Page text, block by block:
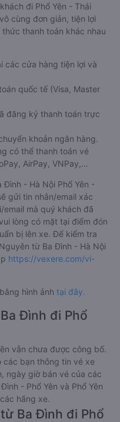
đi Phổ Yên - Thái
cùng đơn giản, tiện lợi
thanh toán khác nhau
các cửa hàng tiện lợi và
quốc tế (Visa, Master
đăng ký thanh toán trực
khoản ngân hàng.
có thể thanh toán vé
AirPay, VNPay,…
- Hà Nội Phổ Yên -
gửi tin nhắn/email xác
email mà quý khách đã
lòng có mặt tại điểm đón
bị lên xe. Để kiểm tra
từ Ba Đình - Hà Nội
https://vexere.com/vi-
hình ảnh tại đây.
Đình đi Phổ
vẫn chưa được công bố.
các bạn thông tin vé xe
ngày giờ bán vé của các
- Phổ Yên và Phổ Yên
hãng xe.
Ba Đình đi Phổ